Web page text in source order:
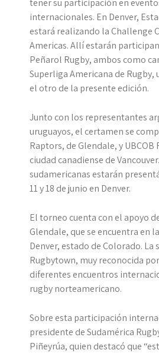
tener su participación en
internacionales. En Denver,
estará realizando la Challenge
Americas. Allí estarán
Peñarol Rugby, ambos como
Superliga Americana de Rugby,
el otro de la presente edición.
Junto con los representantes
uruguayos, el certamen se
Raptors, de Glendale, y UBCOB
ciudad canadiense de
sudamericanas estarán
11 y 18 de junio en Denver.
El torneo cuenta con el apoyo
Glendale, que se encuentra en
Denver, estado de Colorado. La
Rugbytown, muy reconocida
diferentes encuentros
rugby norteamericano.
Sobre esta participación
presidente de Sudamérica
Piñeyrúa, quien destacó que